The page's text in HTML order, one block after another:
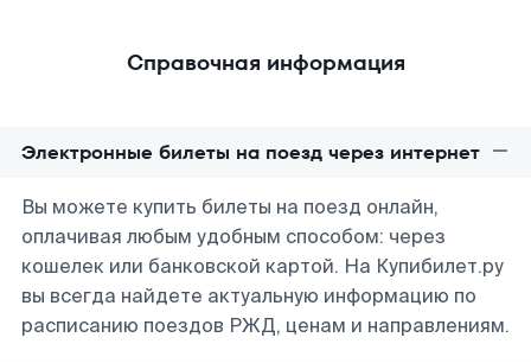
Справочная информация
Электронные билеты на поезд через интернет
Вы можете купить билеты на поезд онлайн,
оплачивая любым удобным способом: через
кошелек или банковской картой. На Купибилет.ру
вы всегда найдете актуальную информацию по
расписанию поездов РЖД, ценам и направлениям.